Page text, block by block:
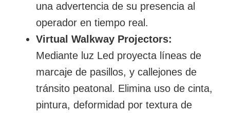
una advertencia de su presencia al
operador en tiempo real.
Virtual Walkway Projectors:
Mediante luz Led proyecta líneas de
marcaje de pasillos, y callejones de
tránsito peatonal. Elimina uso de cinta,
pintura, deformidad por textura de